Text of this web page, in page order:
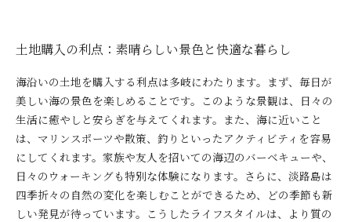
土地購入の利点：素晴らしい景色と快適な暮らし
海沿いの土地を購入する利点は多岐にわたります。まず、毎日が
美しい海の景色を楽しめることです。このような景観は、日々の
生活に癒やしと安らぎを与えてくれます。また、海に近いこと
は、マリンスポーツや散策、釣りといったアクティビティを容易
にしてくれます。家族や友人を招いての海辺のバーベキューや、
日々のウォーキングも特別な体験になります。さらに、淡路島は
四季折々の自然の変化を楽しむことができるため、どの季節も新
しい発見が待っています。こうしたライフスタイルは、より質の